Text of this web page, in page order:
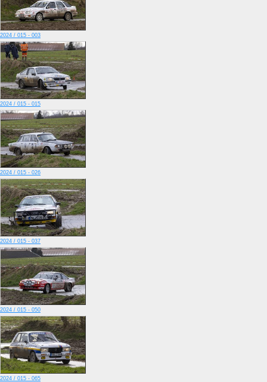
2024 / 015 - 003
2024 / 015 - 015
2024 / 015 - 026
2024 / 015 - 037
2024 / 015 - 050
2024 / 015 - 065